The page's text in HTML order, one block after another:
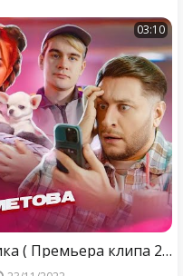
03:10
Милана Хаметова - Купи Пёсика ( Премьера клипа 2022)